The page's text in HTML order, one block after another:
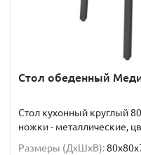
Стол обеденный
Стол кухонный круглый
ножки - металлические,
Размеры (ДхШxВ):